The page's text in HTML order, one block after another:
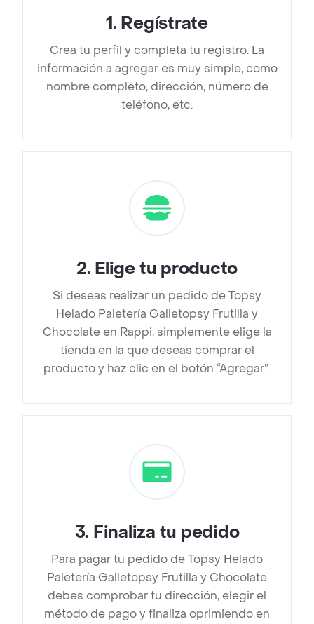
1. Regístrate
Crea tu perfil y completa tu registro. La
información a agregar es muy simple, como
nombre completo, dirección, número de
teléfono, etc.
2. Elige tu producto
Si deseas realizar un pedido de Topsy
Helado Paletería Galletopsy Frutilla y
Chocolate en Rappi, simplemente elige la
tienda en la que deseas comprar el
producto y haz clic en el botón “Agregar”.
3. Finaliza tu pedido
Para pagar tu pedido de Topsy Helado
Paletería Galletopsy Frutilla y Chocolate
debes comprobar tu dirección, elegir el
método de pago y finaliza oprimiendo en